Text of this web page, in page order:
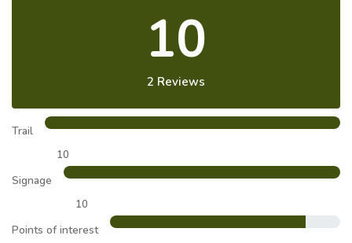
10
2 Reviews
Trail
10
Signage
10
Points of interest